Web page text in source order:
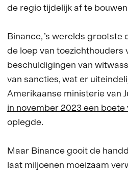
de regio tijdelijk af te
Binance, ’s werelds
de loep van toezichthouders
beschuldigingen van
van sancties, wat er
Amerikaanse ministerie van
in november 2023 een
oplegde.
Maar Binance gooit de
laat miljoenen moeizaam